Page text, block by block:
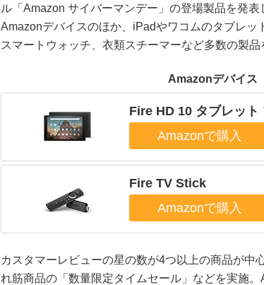
ル「Amazon サイバーマンデー」の登場製品を発
Amazonデバイスのほか、iPadやワコムのタブレッ
スマートウォッチ、衣類スチーマーなど多数の製品
Amazonデバイス
Fire HD 10 タブレット
Fire TV Stick
カスタマーレビューの星の数が4つ以上の商品が中
れ筋商品の「数量限定タイムセール」などを実施。